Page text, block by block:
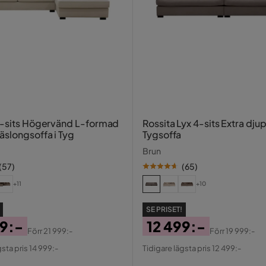
den blir inte alls rättvis på bilderna
när man inte kan se den i
sits Högervänd L-formad
i Tyg
57)
+11
Förr21 999:-
pris 14 999:-
Rossita Lyx 4-sits Extra djup
Tygsoffa
Brun
(65)
+10
SE PRISET!
Pris
12 499:-
Original
Förr19 999:-
Tidigare lägsta pris 12 499:-